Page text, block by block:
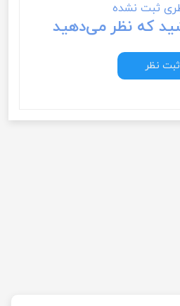
ثبت نشده
که نظر می‌دهید
ثبت نظر